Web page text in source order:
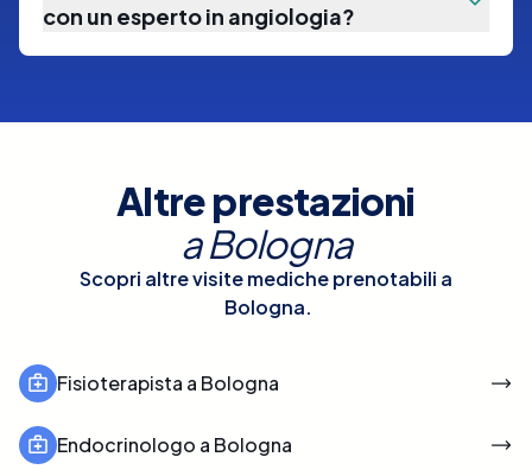
con un esperto in angiologia?
Altre prestazioni
aBologna
Scopri altre visite mediche prenotabili a
Bologna.
Fisioterapista a Bologna
Endocrinologo a Bologna